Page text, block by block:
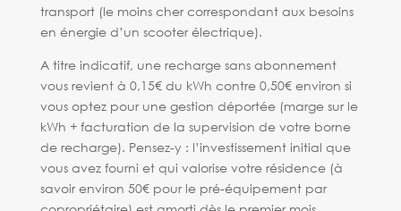
transport (le moins cher correspondant aux besoins
en énergie d’un scooter électrique).
A titre indicatif, une recharge sans abonnement
vous revient à 0,15€ du kWh contre 0,50€ environ si
vous optez pour une gestion déportée (marge sur le
kWh + facturation de la supervision de votre borne
de recharge). Pensez-y : l’investissement initial que
vous avez fourni et qui valorise votre résidence (à
savoir environ 50€ pour le pré-équipement par